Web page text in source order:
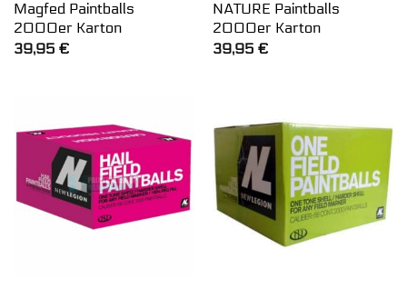
Magfed Paintballs
2000er Karton
39,95 €
NATURE Paintballs
2000er Karton
39,95 €